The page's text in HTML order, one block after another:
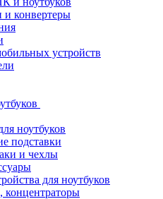
и конвертеры
устройств
ноутбуков
подставки
и чехлы
для ноутбуков
концентраторы